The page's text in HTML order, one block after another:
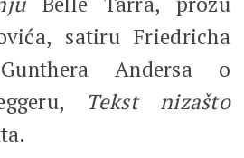
satiru Friedricha
Andersa o
Tekst nizašto